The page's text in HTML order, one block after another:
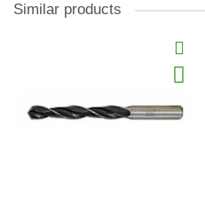
Similar products